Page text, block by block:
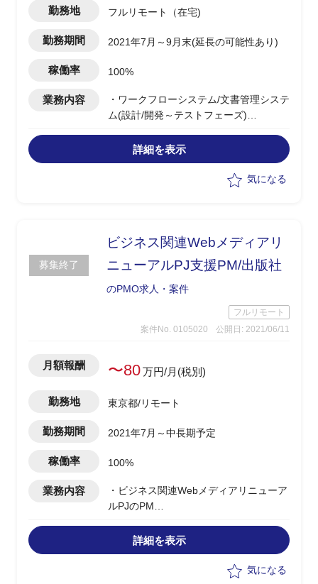
勤務地 フルリモート（在宅)
勤務期間 2021年7月～9月末(延長の可能性あり)
稼働率 100%
業務内容
・ワークフローシステム/文書管理システ
ム(設計/開発～テストフェーズ)
・関係部署との会議
・要件把握/整理
詳細を表示
気になる
募集終了
ビジネス関連Webメディアリ
ニューアルPJ支援PM/出版社
のPMO求人・案件
フルリモート
案件No. 0105020
公開日: 2021/06/11
月額報酬 〜80万円/月(税別)
勤務地 東京都/リモート
勤務期間 2021年7月～中長期予定
稼働率 100%
業務内容
・ビジネス関連Webメディアリニューア
ルPJのPM
ョン、調整
・進捗、課題管理
詳細を表示
気になる